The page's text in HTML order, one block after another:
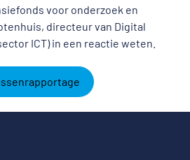
voor onderzoek en
directeur van Digital
ICT) in een reactie weten.